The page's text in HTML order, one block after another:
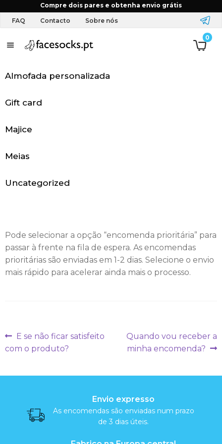
Compre dois pares e obtenha envio grátis
FAQ Contacto Sobre nós
0
FAQ
Tenho urgência. Posso receber a minha
encomenda mais rápido?
P
g
i
n
i
a
e
i
A
Pode selecionar a opção “encomenda prioritária” para
passar à frente na fila de espera. As encomendas
prioritárias são enviadas em 1-2 dias. Selecione o envio
mais rápido para acelerar ainda mais o processo.
Navegação
de
Artigo
anterior:
E se não ficar satisfeito
com o produto?
Artigo
seguinte:
Quando vou receber a
minha encomenda?
Almofada personalizada
Gift card
Majice
Meias
Uncategorized
Envio expresso
As encomendas são enviadas num prazo
de 3 dias úteis.